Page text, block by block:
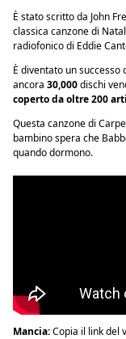
È stato scritto da John
classica canzone di
radiofonico di Eddie
È diventato un successo
ancora 30,000dischi
coperto da oltre 200
Questa canzone di
bambino spera che
quando dormono.
Mancia:Copia il link del